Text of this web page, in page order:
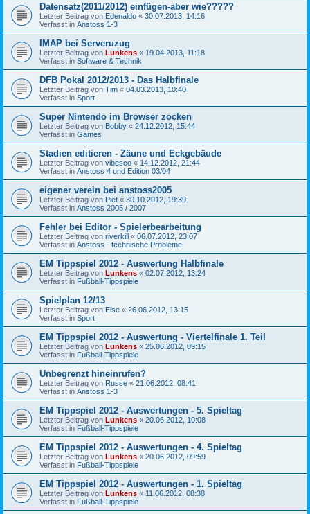
Datensatz(2011/2012) einfügen-aber wie?????
Letzter Beitrag von Edenaldo « 30.07.2013, 14:16
Verfasst in Anstoss 1-3
IMAP bei Serveruzug
Letzter Beitrag von Lunkens « 19.04.2013, 11:18
Verfasst in Software & Technik
DFB Pokal 2012/2013 - Das Halbfinale
Letzter Beitrag von Tim « 04.03.2013, 10:40
Verfasst in Sport
Super Nintendo im Browser zocken
Letzter Beitrag von Bobby « 24.12.2012, 15:44
Verfasst in Games
Stadien editieren - Zäune und Eckgebäude
Letzter Beitrag von vibesco « 14.12.2012, 21:44
Verfasst in Anstoss 4 und Edition 03/04
eigener verein bei anstoss2005
Letzter Beitrag von Piet « 30.10.2012, 19:39
Verfasst in Anstoss 2005 / 2007
Fehler bei Editor - Spielerbearbeitung
Letzter Beitrag von riverkill « 06.07.2012, 23:07
Verfasst in Anstoss - technische Probleme
EM Tippspiel 2012 - Auswertung Halbfinale
Letzter Beitrag von Lunkens « 02.07.2012, 13:24
Verfasst in Fußball-Tippspiele
Spielplan 12/13
Letzter Beitrag von Eise « 26.06.2012, 13:15
Verfasst in Sport
EM Tippspiel 2012 - Auswertung - Viertelfinale 1. Teil
Letzter Beitrag von Lunkens « 25.06.2012, 09:15
Verfasst in Fußball-Tippspiele
Unbegrenzt hineinrufen?
Letzter Beitrag von Russe « 21.06.2012, 08:41
Verfasst in Anstoss 1-3
EM Tippspiel 2012 - Auswertungen - 5. Spieltag
Letzter Beitrag von Lunkens « 20.06.2012, 10:08
Verfasst in Fußball-Tippspiele
EM Tippspiel 2012 - Auswertungen - 4. Spieltag
Letzter Beitrag von Lunkens « 20.06.2012, 09:59
Verfasst in Fußball-Tippspiele
EM Tippspiel 2012 - Auswertungen - 1. Spieltag
Letzter Beitrag von Lunkens « 11.06.2012, 08:38
Verfasst in Fußball-Tippspiele